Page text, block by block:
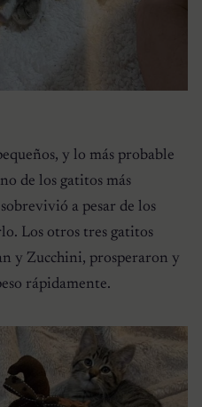
y lo más probable
de los gatitos más
a pesar de los
Los otros tres gatitos
y Zucchini, prosperaron y
rápidamente.